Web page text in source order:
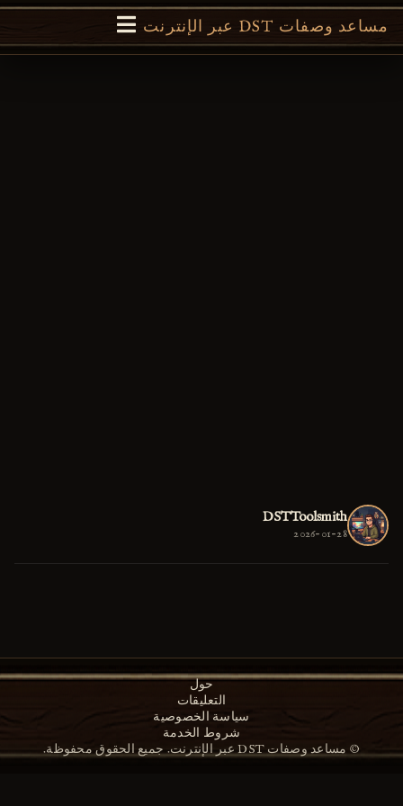
مساعد وصفات DST عبر الإنترنت
DSTToolsmith
2026-01-28
حول
التعليقات
سياسة الخصوصية
شروط الخدمة
© مساعد وصفات DST عبر الإنترنت. جميع الحقوق محفوظة.